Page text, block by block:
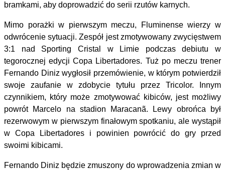
bramkami, aby doprowadzić do serii rzutów karnych.
Mimo porażki w pierwszym meczu, Fluminense wierzy w
odwrócenie sytuacji. Zespół jest zmotywowany zwycięstwem
3:1 nad Sporting Cristal w Limie podczas debiutu w
tegorocznej edycji Copa Libertadores. Tuż po meczu trener
Fernando Diniz wygłosił przemówienie, w którym potwierdził
swoje zaufanie w zdobycie tytułu przez Tricolor. Innym
czynnikiem, który może zmotywować kibiców, jest możliwy
powrót Marcelo na stadion Maracanã. Lewy obrońca był
rezerwowym w pierwszym finałowym spotkaniu, ale wystąpił
w Copa Libertadores i powinien powrócić do gry przed
swoimi kibicami.
Fernando Diniz będzie zmuszony do wprowadzenia zmian w